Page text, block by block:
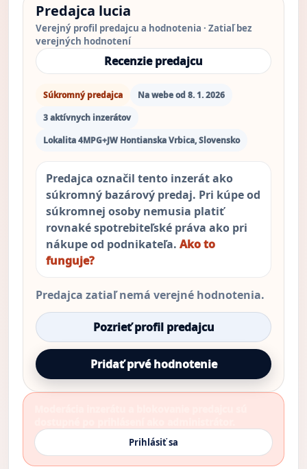
Predajca lucia
Verejný profil predajcu a hodnotenia · Zatiaľ bez
verejných hodnotení
Recenzie predajcu
Súkromný predajca
Na webe od 8. 1. 2026
3 aktívnych inzerátov
Lokalita 4MPG+JW Hontianska Vrbica, Slovensko
Predajca označil tento inzerát ako
súkromný bazárový predaj. Pri kúpe od
súkromnej osoby nemusia platiť
rovnaké spotrebiteľské práva ako pri
nákupe od podnikateľa. Ako to
funguje?
Predajca zatiaľ nemá verejné hodnotenia.
Pozrieť profil predajcu
Pridať prvé hodnotenie
Prihlásiť sa